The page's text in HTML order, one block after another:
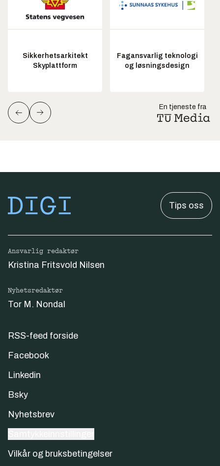
Sikkerhetsarkitekt
Skyplattform
Fagansvarlig teknologi
og løsningsdesign
En tjeneste fra
Tips oss
Ansvarlig redaktør
Kristina Fritsvold Nilsen
Nyhetsredaktør
Tor M. Nondal
RSS-feed forside
Facebook
Linkedin
Bsky
Nyhetsbrev
Vilkår og bruksbetingelser